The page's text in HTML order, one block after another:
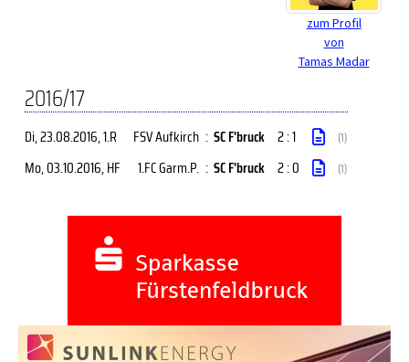
zum Profil
von
Tamas Madar
2016/17
Di, 23.08.2016, 1.R FSV Aufkirch : SC F'bruck 2 : 1 (1)
Mo, 03.10.2016, HF 1.FC Garm.P. : SC F'bruck 2 : 0 (1)